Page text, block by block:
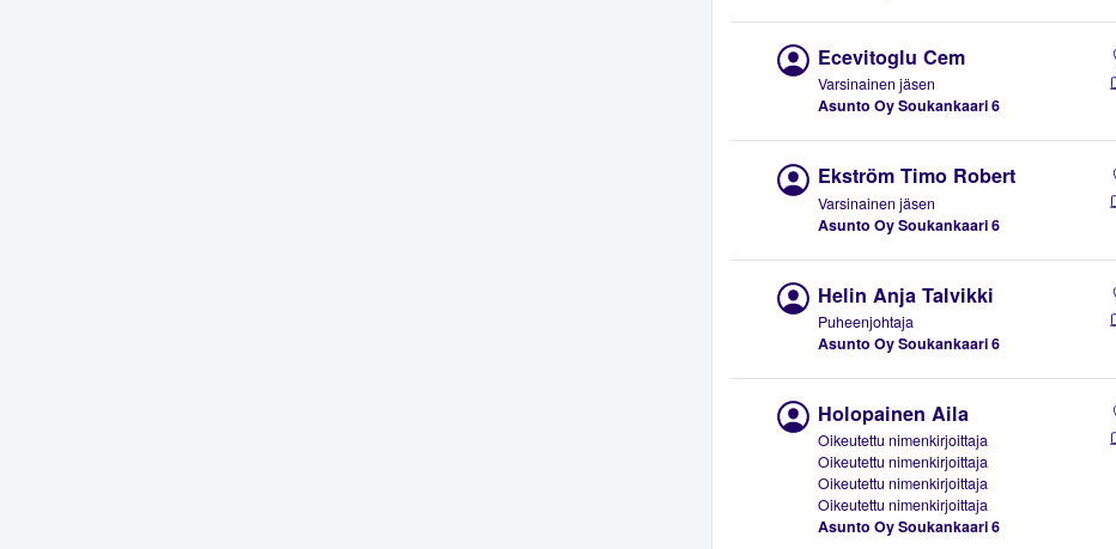
Ecevitoglu Cem
Varsinainen jäsen
Asunto Oy Soukankaari 6
Ekström Timo Robert
Varsinainen jäsen
Asunto Oy Soukankaari 6
Helin Anja Talvikki
Puheenjohtaja
Asunto Oy Soukankaari 6
Holopainen Aila
Oikeutettu nimenkirjoittaja
Oikeutettu nimenkirjoittaja
Oikeutettu nimenkirjoittaja
Oikeutettu nimenkirjoittaja
Asunto Oy Soukankaari 6